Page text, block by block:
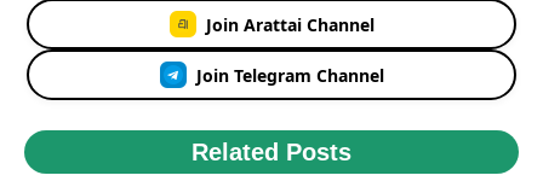
Join Arattai Channel
Join Telegram Channel
Related Posts